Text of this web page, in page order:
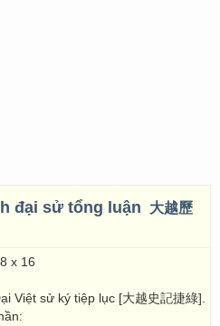
đại sử tổng luận
大越歷
x 16
Việt sử ký tiệp lục [大越史記捷綠].